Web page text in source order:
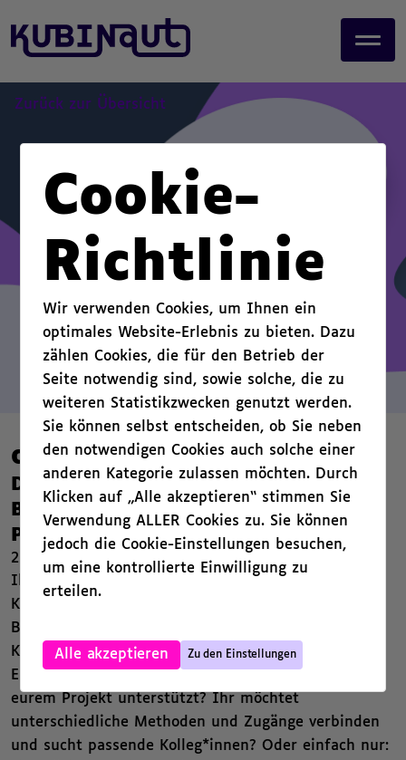
Cookie-
Richtlinie
Wir verwenden Cookies, um Ihnen ein
optimales Website-Erlebnis zu bieten. Dazu
zählen Cookies, die für den Betrieb der
Seite notwendig sind, sowie solche, die zu
weiteren Statistikzwecken genutzt werden.
Sie können selbst entscheiden, ob Sie neben
den notwendigen Cookies auch solche einer
anderen Kategorie zulassen möchten. Durch
Klicken auf „Alle akzeptieren“ stimmen Sie
Verwendung ALLER Cookies zu. Sie können
jedoch die Cookie-Einstellungen besuchen,
um eine kontrollierte Einwilligung zu
erteilen.
,
Alle akzeptieren Zu den Einstellungen
c
,
Zurück zur Übersicht
community.pool
Die Kontaktbörse für Fachkräfte im
Bereich der Kunst, Kultur und
Pädagogik aus ganz Deutschland
22. November 2023
Ihr wolltet schon immer wissen, wer in eurer
Kommune oder Stadt im Bereich der Kulturellen
Bildung unterwegs ist und welche
Kompetenzbereiche abdeckt? Ihr sucht als
Einrichtung eine freischaffende Person, die euch bei
eurem Projekt unterstützt? Ihr möchtet
unterschiedliche Methoden und Zugänge verbinden
und sucht passende Kolleg*innen? Oder einfach nur: